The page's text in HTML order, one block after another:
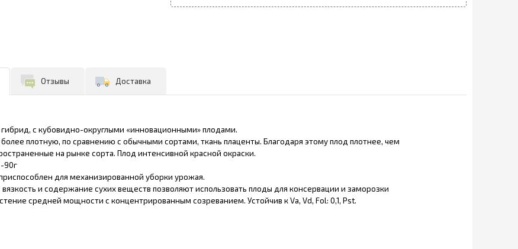
Отзывы Доставка
с кубовидно-округлыми «инновационными» плодами.
плотную, по сравнению с обычными сортами, ткань плаценты. Благодаря этому плод плотнее, чем
на рынке сорта. Плод интенсивной красной окраски.
90г
для механизированной уборки урожая.
и содержание сухих веществ позволяют использовать плоды для консервации и заморозки
средней мощности с концентрированным созреванием. Устойчив к Va, Vd, Fol: 0,1, Pst.